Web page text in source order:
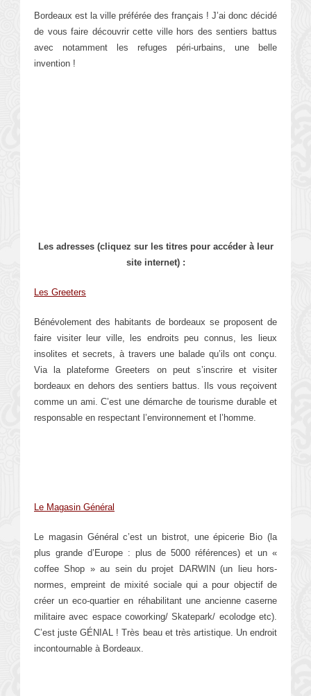
Bordeaux est la ville préférée des français ! J’ai donc décidé
de vous faire découvrir cette ville hors des sentiers battus
avec notamment les refuges péri-urbains, une belle
invention !
Les adresses (cliquez sur les titres pour accéder à leur
site internet) :
Les Greeters
Bénévolement des habitants de bordeaux se proposent de
faire visiter leur ville, les endroits peu connus, les lieux
insolites et secrets, à travers une balade qu’ils ont conçu.
Via la plateforme Greeters on peut s’inscrire et visiter
bordeaux en dehors des sentiers battus. Ils vous reçoivent
comme un ami. C’est une démarche de tourisme durable et
responsable en respectant l’environnement et l’homme.
Le Magasin Général
Le magasin Général c’est un bistrot, une épicerie Bio (la
plus grande d’Europe : plus de 5000 références) et un «
coffee Shop » au sein du projet DARWIN (un lieu hors-
normes, empreint de mixité sociale qui a pour objectif de
créer un eco-quartier en réhabilitant une ancienne caserne
militaire avec espace coworking/ Skatepark/ ecolodge etc).
C’est juste GÉNIAL ! Très beau et très artistique. Un endroit
incontournable à Bordeaux.